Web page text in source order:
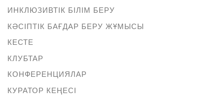
ИНКЛЮЗИВТІК БІЛІМ БЕРУ
КӘСІПТІК БАҒДАР БЕРУ ЖҰМЫСЫ
КЕСТЕ
КЛУБТАР
КОНФЕРЕНЦИЯЛАР
КУРАТОР КЕҢЕСІ